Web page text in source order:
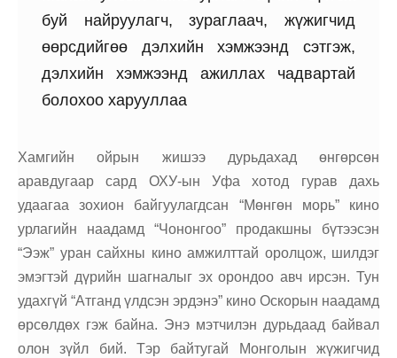
буй найруулагч, зураглаач, жүжигчид
өөрсдийгөө дэлхийн хэмжээнд сэтгэж,
дэлхийн хэмжээнд ажиллах чадвартай
болохоо харууллаа
Хамгийн ойрын жишээ дурьдахад өнгөрсөн
аравдугаар сард ОХУ-ын Уфа хотод гурав дахь
удаагаа зохион байгуулагдсан “Мөнгөн морь” кино
урлагийн наадамд “Чононгоо” продакшны бүтээсэн
“Ээж” уран сайхны кино амжилттай оролцож, шилдэг
эмэгтэй дүрийн шагналыг эх орондоо авч ирсэн. Тун
удахгүй “Атганд үлдсэн эрдэнэ” кино Оскорын наадамд
өрсөлдөх гэж байна. Энэ мэтчилэн дурьдаад байвал
олон зүйл бий. Тэр байтугай Монголын жүжигчид